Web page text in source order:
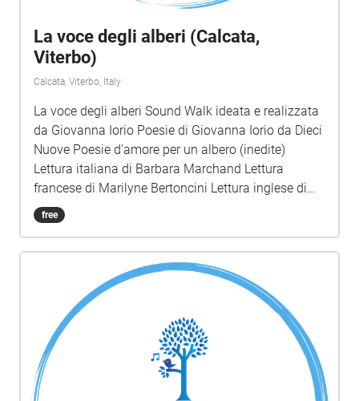
La voce degli alberi (Calcata,
Viterbo)
Calcata, Viterbo, Italy
La voce degli alberi Sound Walk ideata e realizzata
da Giovanna Iorio Poesie di Giovanna Iorio da Dieci
Nuove Poesie d'amore per un albero (inedite)
Lettura italiana di Barbara Marchand Lettura
francese di Marilyne Bertoncini Lettura inglese di
Charlotte Chadwick-Jones Musica e montaggio di
Lucio Lazzaruolo (Notturno Concertante) Immagini
free